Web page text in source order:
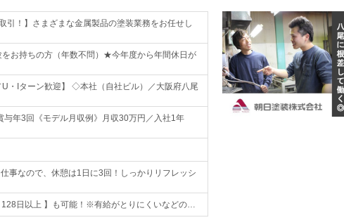
引！】さまざまな金属製品の塗装業務をお任せし
をお持ちの方（年数不問）★今年度から年間休日が
U・Iターン歓迎】 ◇本社（自社ビル）／大阪府八尾
年3回《モデル月収例》月収30万円／入社1年
事なので、休憩は1日に3回！しっかりリフレッシ
日以上 】も可能！※有給がとりにくいなどの…